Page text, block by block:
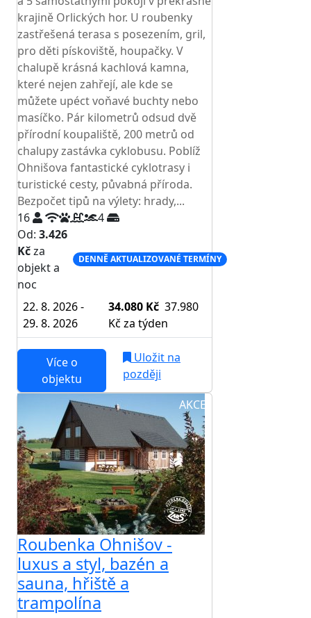
krajině Orlických hor. U roubenky
zastřešená terasa s posezením, gril,
pro děti pískoviště, houpačky. V
chalupě krásná kachlová kamna,
které nejen zahřejí, ale kde se
můžete upéct voňavé buchty nebo
masíčko. Pár kilometrů odsud dvě
přírodní koupaliště, 200 metrů od
chalupy zastávka cyklobusu. Poblíž
Ohnišova fantastické cyklotrasy i
turistické cesty, půvabná příroda.
Bezpočet tipů na výlety: hrady,...
16
4
Od: 3.426
Kčza
objekt a
noc
DENNĚ AKTUALIZOVANÉ TERMÍNY
22. 8. 2026 -
29. 8. 2026
34.080 Kč 37.980
Kč za týden
Více o
objektu
Uložit na
později
AKCE
Roubenka Ohnišov -
luxus a styl, bazén a
sauna, hřiště a
trampolína